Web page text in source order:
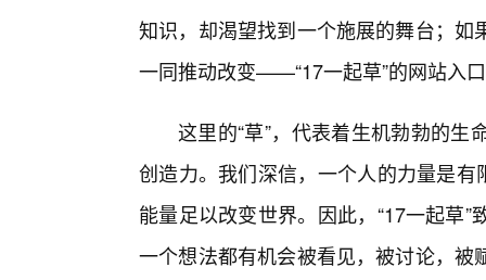
知识，却渴望找到一个施展的舞台；
一同推动改变——“17一起草”的网站入
这里的“草”，代表着生机勃勃的
创造力。我们深信，一个人的力量是有
能量足以改变世界。因此，“17一起草
一个想法都有机会被看见，被讨论，